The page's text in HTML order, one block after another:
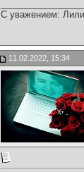
С уважением:
11.02.2022, 15:34